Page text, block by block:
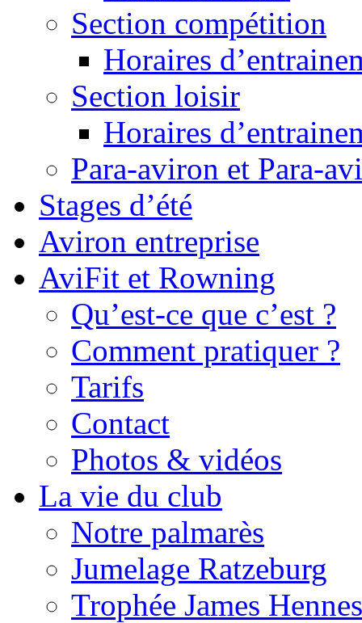
Section compétition
Horaires
Section loisir
Horaires
Para-aviron et Para-
Stages d’été
Aviron entreprise
AviFit et Rowning
Qu’est-ce que c’est ?
Comment pratiquer ?
Tarifs
Contact
Photos & vidéos
La vie du club
Notre palmarès
Jumelage Ratzeburg
Trophée James